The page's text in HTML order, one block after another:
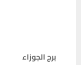
برج الجوزاء